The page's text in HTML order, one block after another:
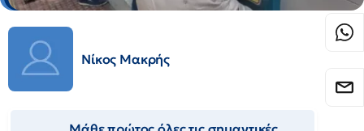
Νίκος Μακρής